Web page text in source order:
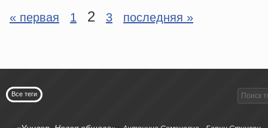
« первая
1 2 3 последняя »
Все теги